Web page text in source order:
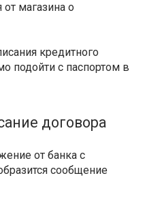
магазина о
кредитного
подойти с паспортом в
договора
от банка с
сообщение